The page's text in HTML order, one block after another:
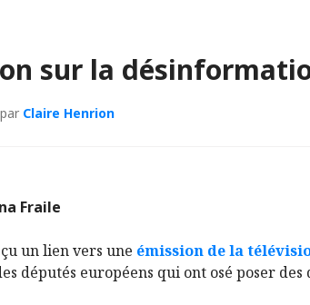
sur la
par Claire Henrion
Fraile
un lien vers une émission de la
députés européens qui ont osé poser